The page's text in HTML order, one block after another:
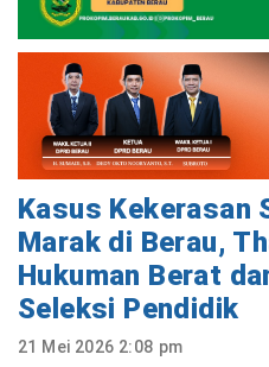
Kasus Kekerasan
Marak di Berau,
Hukuman Berat
Seleksi Pendidik
21 Mei 2026 2:08 pm